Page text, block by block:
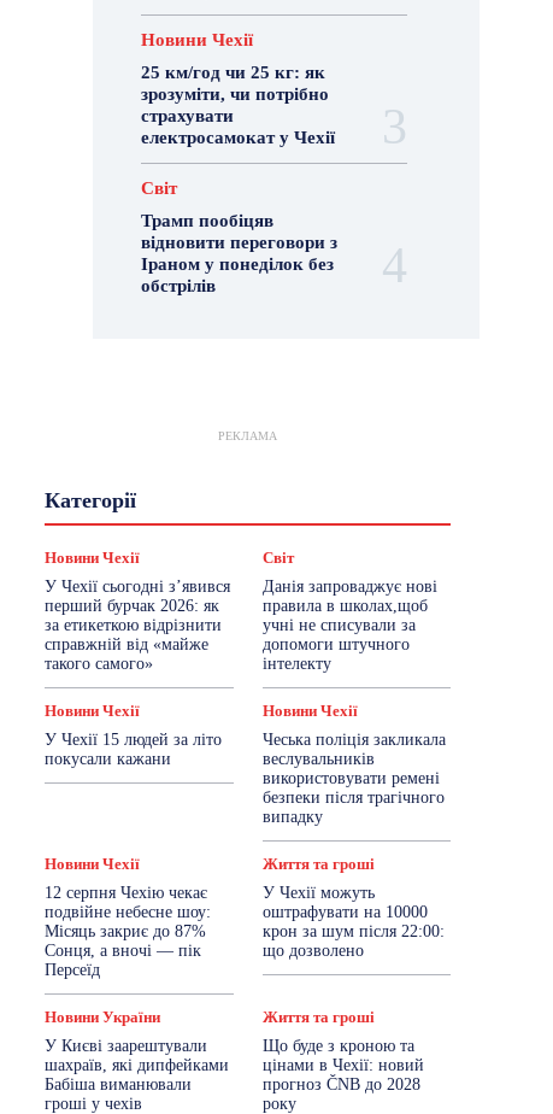
Новини Чехії
25 км/год чи 25 кг: як
зрозуміти, чи потрібно
страхувати
електросамокат у Чехії
Світ
Трамп пообіцяв
відновити переговори з
Іраном у понеділок без
обстрілів
РЕКЛАМА
КатегоріїГастрогід
Знай Чехію
Новини України
Новини Чехії
Політика
Поради Робота
Сад та город
Світ
Спорт ТехноМанія
Топ-новини
Фоторепортаж
Новини Чехії
У Чехії сьогодні з’явився
перший бурчак 2026: як
за етикеткою відрізнити
справжній від «майже
такого самого»
Світ
Данія запроваджує нові
правила в школах,щоб
учні не списували за
допомоги штучного
інтелекту
Новини Чехії
У Чехії 15 людей за літо
покусали кажани
Новини Чехії
Чеська поліція закликала
веслувальників
використовувати ремені
безпеки після трагічного
випадку
Новини Чехії
12 серпня Чехію чекає
подвійне небесне шоу:
Місяць закриє до 87%
Сонця, а вночі — пік
Персеїд
Життя та гроші
У Чехії можуть
оштрафувати на 10000
крон за шум після 22:00:
що дозволено
Новини України
У Києві заарештували
шахраїв, які дипфейками
Бабіша виманювали
гроші у чехів
Життя та гроші
Що буде з кроною та
цінами в Чехії: новий
прогноз ČNB до 2028
року